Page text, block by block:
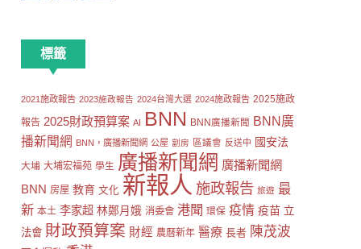
標籤
2021施政報告 2023施政報告 2024台灣大選 2024施政報告 2025施政
報告 2025財政預算案 AI BNN BNN廣播新聞
BNN廣
播新聞網 BNN，廣播新聞網 公屋 劏房 區議會 反送中 國安法
大埔 大埔宏福苑 學生 廣播新聞網 廣播新聞網
BNN 房屋 教育 文化 新報人 施政報告 旅遊 最
新 本土 李家超 林鄭月娥 消委會 港聞 環保 疫情 疫苗 立
法會 財政預算案 財經 農曆新年 醫療 長者 陳茂波